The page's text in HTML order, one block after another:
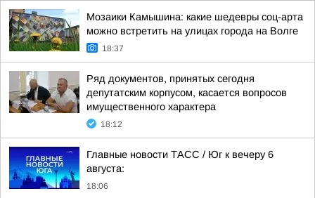
Мозаики Камышина: какие шедевры соц-арта
можно встретить на улицах города на Волге
18:37
Ряд документов, принятых сегодня
депутатским корпусом, касается вопросов
имущественного характера
18:12
Главные новости ТАСС / Юг к вечеру 6
августа:
18:06